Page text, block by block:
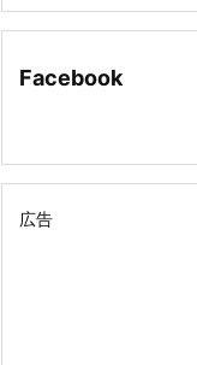
Facebook
広告